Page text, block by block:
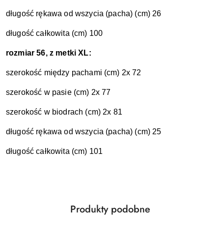
długość rękawa od wszycia (pacha) (cm) 26
długość całkowita (cm) 100
rozmiar 56, z metki XL:
szerokość między pachami (cm) 2x 72
szerokość w pasie (cm) 2x 77
szerokość w biodrach (cm) 2x 81
długość rękawa od wszycia (pacha) (cm) 25
długość całkowita (cm) 101
Pomiń karuzelę produktów
Produkty
Produkty podobne